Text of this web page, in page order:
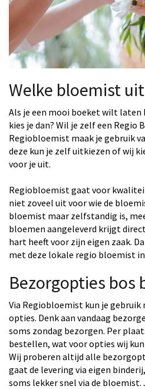
Welke bloemist
Als je een mooi boeket wilt
kies je dan? Wil je zelf een Regio
Regiobloemist maak je gebruik
deze kun je zelf uitkiezen of wij
voor je uit.
Regiobloemist gaat voor
niet zoveel uit voor wie de
bloemist maar zelfstandig is,
bloemen aangeleverd krijgt
hart heeft voor zijn eigen zaak.
met deze lokale regio bloemist
Bezorgopties bos
Via Regiobloemist kun je gebruik
opties. Denk aan vandaag
soms zondag bezorgen. Per
bestellen, wat voor opties wij
Wij proberen altijd alle
gaat de levering via eigen
soms lekker snel via de